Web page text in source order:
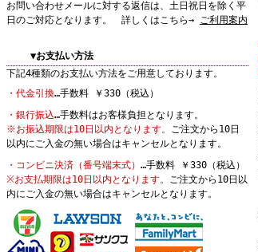
お問い合わせメールに対する返信は、土日祝日を除く平
日のご対応となります。 詳しくはこちら→ ご利用案内
▼お支払い方法
下記4種類のお支払い方法をご用意しております。
・代金引換…手数料 ￥330（税込）
・銀行振込…手数料はお客様負担となります。
※お振込期限は10日以内となります。 ご注文から10日
以内にご入金の無い場合はキャンセルとなります。
・コンビニ決済（番号端末式） …手数料 ￥330（税込）
※お支払期限は10日以内となります。 ご注文から10日以
内にご入金の無い場合はキャンセルとなります。